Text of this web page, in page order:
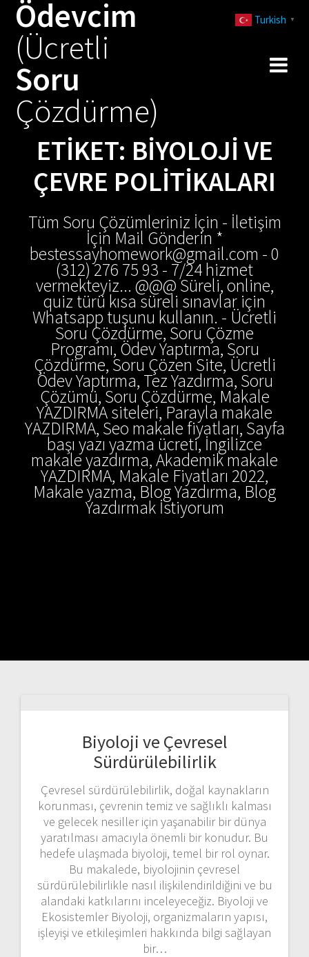
Ödevcim
(Ücretli
Soru
Çözdürme)
ETIKET: BIYOLOJI VE
ÇEVRE POLITIKALARI
Tüm Soru Çözümleriniz İçin - İletişim
İçin Mail Gönderin *
bestessayhomework@gmail.com - 0
(312) 276 75 93 - 7/24 hizmet
vermekteyiz... @@@ Süreli, online,
quiz türü kısa süreli sınavlar için
Whatsapp tuşunu kullanın. - Ücretli
Soru Çözdürme, Soru Çözme
Programı, Ödev Yaptırma, Soru
Çözdürme, Soru Çözen Site, Ücretli
Ödev Yaptırma, Tez Yazdırma, Soru
Çözümü, Soru Çözdürme, Makale
YAZDIRMA siteleri, Parayla makale
YAZDIRMA, Seo makale fiyatları, Sayfa
başı yazı yazma ücreti, İngilizce
makale yazdırma, Akademik makale
YAZDIRMA, Makale Fiyatları 2022,
Makale yazma, Blog Yazdırma, Blog
Yazdırmak İstiyorum
Biyoloji ve Çevresel
Sürdürülebilirlik
Çevresel sürdürülebilirlik, doğal kaynakların
korunması, çevrenin temiz ve sağlıklı kalması
ve gelecek nesiller için yaşanabilir bir dünya
yaratılması amacıyla önemli bir konudur. Bu
hedefe ulaşmada biyoloji, temel bir rol oynar.
Bu makalede, biyolojinin çevresel
sürdürülebilirlikle nasıl ilişkilendirildiğini ve bu
alandaki katkılarını inceleyeceğiz. Biyoloji ve
Ekosistemler Biyoloji, organizmaların yapısı,
işleyişi ve etkileşimleri hakkında bilgi sağlayan
bir…
Turkish ▼